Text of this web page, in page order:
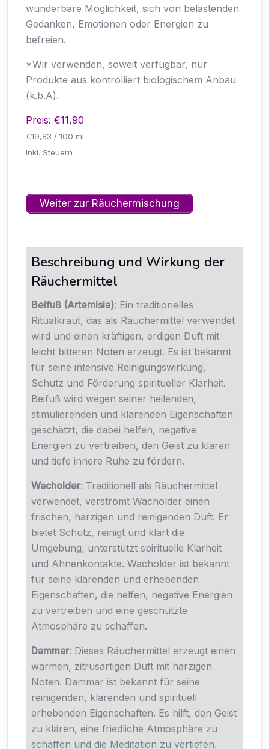
wunderbare Möglichkeit, sich von belastenden
Gedanken, Emotionen oder Energien zu
befreien.
*Wir verwenden, soweit verfügbar, nur
Produkte aus kontrolliert biologischem Anbau
(k.b.A).
Preis: €11,90
€19,83 / 100 ml
Inkl. Steuern
Weiter zur Räuchermischung
Beschreibung und Wirkung der
Räuchermittel
Beifuß (Artemisia): Ein traditionelles
Ritualkraut, das als Räuchermittel verwendet
wird und einen kräftigen, erdigen Duft mit
leicht bitteren Noten erzeugt. Es ist bekannt
für seine intensive Reinigungswirkung,
Schutz und Förderung spiritueller Klarheit.
Beifuß wird wegen seiner heilenden,
stimulierenden und klärenden Eigenschaften
geschätzt, die dabei helfen, negative
Energien zu vertreiben, den Geist zu klären
und tiefe innere Ruhe zu fördern.
Wacholder: Traditionell als Räuchermittel
verwendet, verströmt Wacholder einen
frischen, harzigen und reinigenden Duft. Er
bietet Schutz, reinigt und klärt die
Umgebung, unterstützt spirituelle Klarheit
und Ahnenkontakte. Wacholder ist bekannt
für seine klärenden und erhebenden
Eigenschaften, die helfen, negative Energien
zu vertreiben und eine geschützte
Atmosphäre zu schaffen.
Dammar: Dieses Räuchermittel erzeugt einen
warmen, zitrusartigen Duft mit harzigen
Noten. Dammar ist bekannt für seine
reinigenden, klärenden und spirituell
erhebenden Eigenschaften. Es hilft, den Geist
zu klären, eine friedliche Atmosphäre zu
schaffen und die Meditation zu vertiefen.